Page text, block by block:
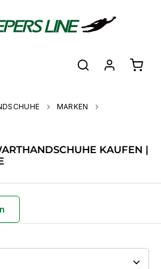
MARKEN
KAUFEN |